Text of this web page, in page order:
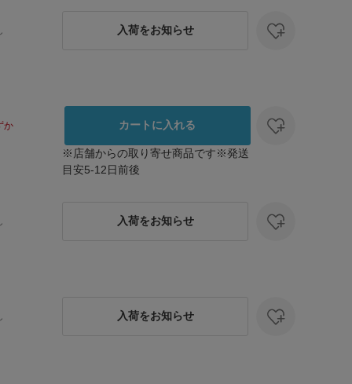
入荷をお知らせ
か カートに入れる
※店舗からの取り寄せ商品です※発送
目安5-12日前後
入荷をお知らせ
入荷をお知らせ